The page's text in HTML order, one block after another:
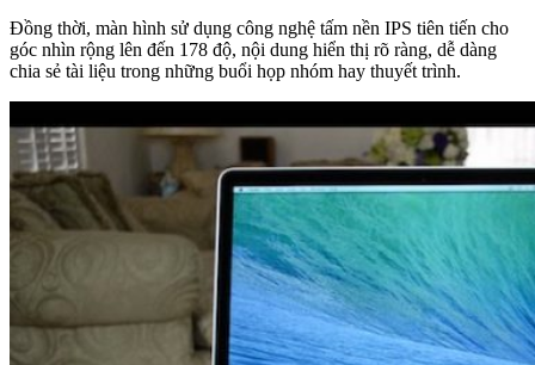
Đồng thời, màn hình sử dụng công nghệ tấm nền IPS tiên tiến cho
góc nhìn rộng lên đến 178 độ, nội dung hiển thị rõ ràng, dễ dàng
chia sẻ tài liệu trong những buổi họp nhóm hay thuyết trình.